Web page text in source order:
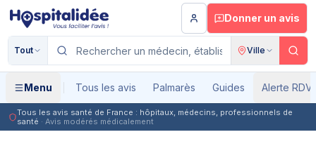
Aller au contenu principal
Donner un avis
Tout Ville
Menu Tous les avis Palmarès Guides Alerte RDV
Tous les avis santé de France : hôpitaux, médecins, professionnels de
santé · Avis modérés médicalement